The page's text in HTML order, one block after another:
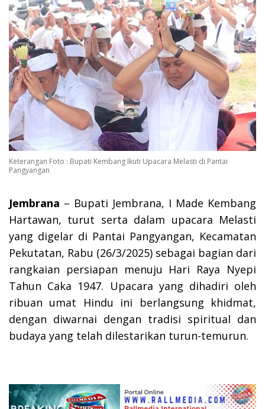
Keterangan Foto : Bupati Kembang Ikuti Upacara Melasti di Pantai
Pangyangan
Jembrana – Bupati Jembrana, I Made Kembang
Hartawan, turut serta dalam upacara Melasti
yang digelar di Pantai Pangyangan, Kecamatan
Pekutatan, Rabu (26/3/2025) sebagai bagian dari
rangkaian persiapan menuju Hari Raya Nyepi
Tahun Caka 1947. Upacara yang dihadiri oleh
ribuan umat Hindu ini berlangsung khidmat,
dengan diwarnai dengan tradisi spiritual dan
budaya yang telah dilestarikan turun-temurun.